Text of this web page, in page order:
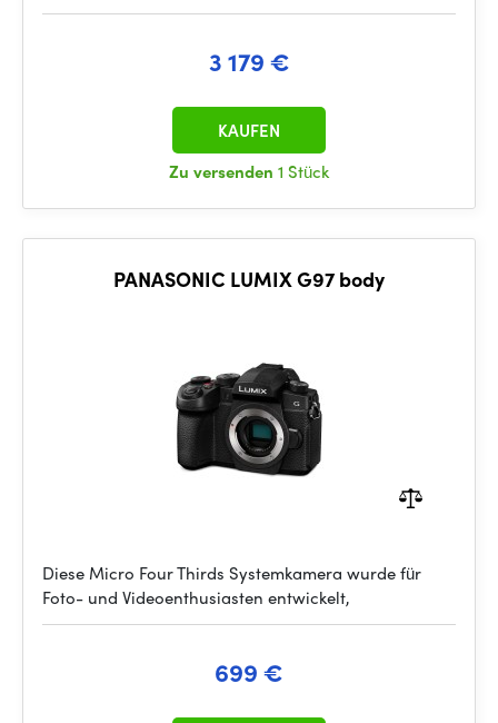
3 179 €
Zu versenden 1 Stück
KAUFEN
PANASONIC LUMIX G97 body
Diese Micro Four Thirds Systemkamera wurde für
Foto- und Videoenthusiasten entwickelt,
699 €